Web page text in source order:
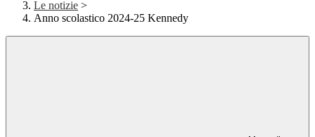
Le notizie >
Anno scolastico 2024-25 Kennedy